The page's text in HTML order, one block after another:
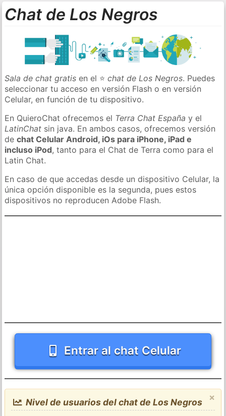
Chat de Los Negros
Sala de chat gratis en el ⭐chat de Los Negros. Puedes
seleccionar tu acceso en versión Flash o en versión
Celular, en función de tu dispositivo.
En QuieroChat ofrecemos el Terra Chat España y el
LatinChat sin java. En ambos casos, ofrecemos versión
dechat Celular Android, iOs para iPhone, iPad e
incluso iPod, tanto para el Chat de Terra como para el
Latin Chat.
En caso de que accedas desde un dispositivo Celular, la
única opción disponible es la segunda, pues estos
dispositivos no reproducen Adobe Flash.
Entrar al chat Celular
×
Nivel de usuarios del chat de Los Negros